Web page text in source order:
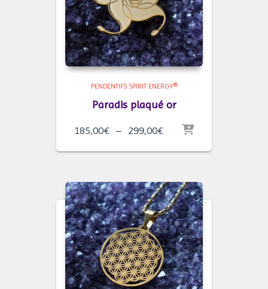
PENDENTIFS SPIRIT ENERGY®
Paradis plaqué or
185,00€ – 299,00€Plage
prix :
à
299,00€